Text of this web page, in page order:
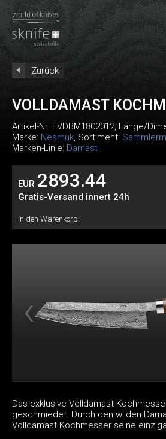
Zurück
VOLLDAMAST
Artikel-Nr: EVDBM1802012, Länge/
Marke: Nesmuk, Sortiment:
Marken-Linie: Damast
EUR 2893.44
Gratis-Versand innert 24h
In den Warenkorb:
Das exklusive Volldamast
geschmiedet. Durch den wilden
Volldamast Kochmesser seine